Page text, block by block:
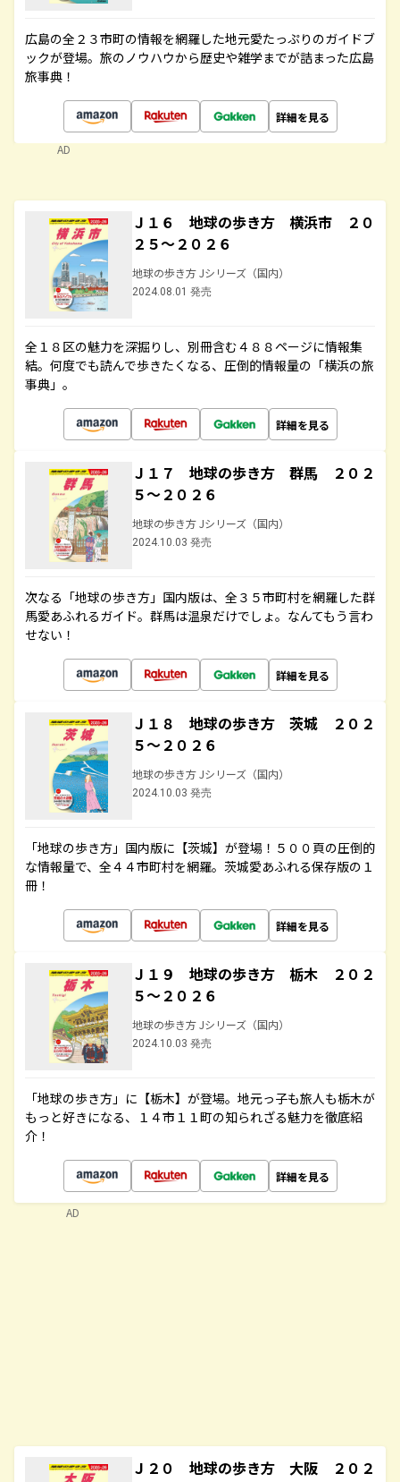
広島の全２３市町の情報を網羅した地元愛たっぷりのガイドブ
ックが登場。旅のノウハウから歴史や雑学までが詰まった広島
旅事典！
詳細を見る
AD
Ｊ１６ 地球の歩き方 横浜市 ２０
２５～２０２６
地球の歩き方 Jシリーズ（国内）
2024.08.01 発売
全１８区の魅力を深掘りし、別冊含む４８８ページに情報集
結。何度でも読んで歩きたくなる、圧倒的情報量の「横浜の旅
事典」。
詳細を見る
Ｊ１７ 地球の歩き方 群馬 ２０２
５～２０２６
地球の歩き方 Jシリーズ（国内）
2024.10.03 発売
次なる「地球の歩き方」国内版は、全３５市町村を網羅した群
馬愛あふれるガイド。群馬は温泉だけでしょ。なんてもう言わ
せない！
詳細を見る
Ｊ１８ 地球の歩き方 茨城 ２０２
５～２０２６
地球の歩き方 Jシリーズ（国内）
2024.10.03 発売
「地球の歩き方」国内版に【茨城】が登場！５００頁の圧倒的
な情報量で、全４４市町村を網羅。茨城愛あふれる保存版の１
冊！
詳細を見る
Ｊ１９ 地球の歩き方 栃木 ２０２
５～２０２６
地球の歩き方 Jシリーズ（国内）
2024.10.03 発売
「地球の歩き方」に【栃木】が登場。地元っ子も旅人も栃木が
もっと好きになる、１４市１１町の知られざる魅力を徹底紹
介！
詳細を見る
Ｊ２０ 地球の歩き方 大阪 ２０２
AD